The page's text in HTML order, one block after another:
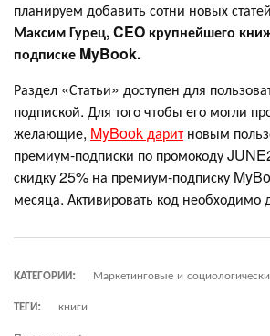
планируем добавить сотни новых
Максим Гурец,CEO крупнейшего
подписке MyBook.
Раздел «Статьи» доступен для
подпиской. Для того чтобы его могли
желающие, MyBook дарит новым
премиум-подписки по промокоду
скидку 25% на премиум-подписку
месяца. Активировать код
КАТЕГОРИИ:
Маркетинговые и
ТЕГИ:
книги